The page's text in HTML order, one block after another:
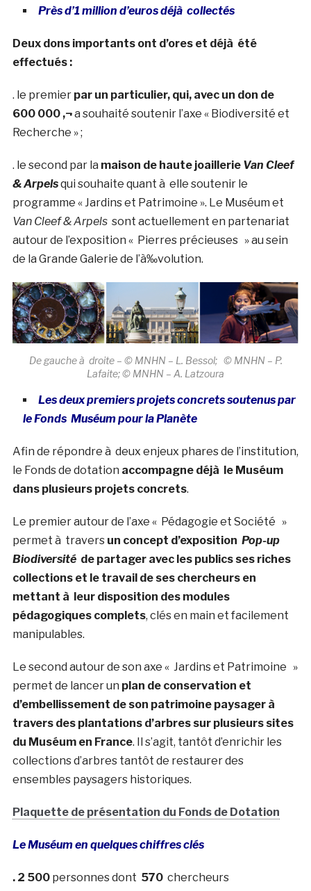
Près d’1 million d’euros déjà collectés
Deux dons importants ont d’ores et déjà été
effectués :
. le premier par un particulier, qui, avec un don de
600 000 ‚¬a souhaité soutenir l’axe « Biodiversité et
Recherche » ;
. le second par la maison de haute joaillerie Van Cleef
& Arpelsqui souhaite quant à elle soutenir le
programme « Jardins et Patrimoine ». Le Muséum et
Van Cleef & Arpelssont actuellement en partenariat
autour de l’exposition « Pierres précieuses » au sein
de la Grande Galerie de l’à‰volution.
De gauche à droite – © MNHN – L. Bessol; © MNHN – P.
Lafaite; © MNHN – A. Latzoura
Les deux premiers projets concrets soutenus par
le Fonds Muséum pour la Planète
Afin de répondre à deux enjeux phares de l’institution,
le Fonds de dotation accompagne déjà le Muséum
dans plusieurs projets concrets.
Le premier autour de l’axe « Pédagogie et Société »
permet à travers un concept d’exposition Pop-up
Biodiversitéde partager avec les publics ses riches
collections et le travail de ses chercheurs en
mettant à leur disposition des modules
pédagogiques complets, clés en main et facilement
manipulables.
Le second autour de son axe « Jardins et Patrimoine »
permet de lancer un plan de conservation et
d’embellissement de son patrimoine paysager à
travers des plantations d’arbres sur plusieurs sites
du Muséum en France. Il s’agit, tantôt d’enrichir les
collections d’arbres tantôt de restaurer des
ensembles paysagers historiques.
Plaquette de présentation du Fonds de Dotation
Le Muséum en quelques chiffres clés
. 2 500 personnes dont 570 chercheurs